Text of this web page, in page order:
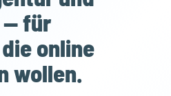
— für
online
wollen.